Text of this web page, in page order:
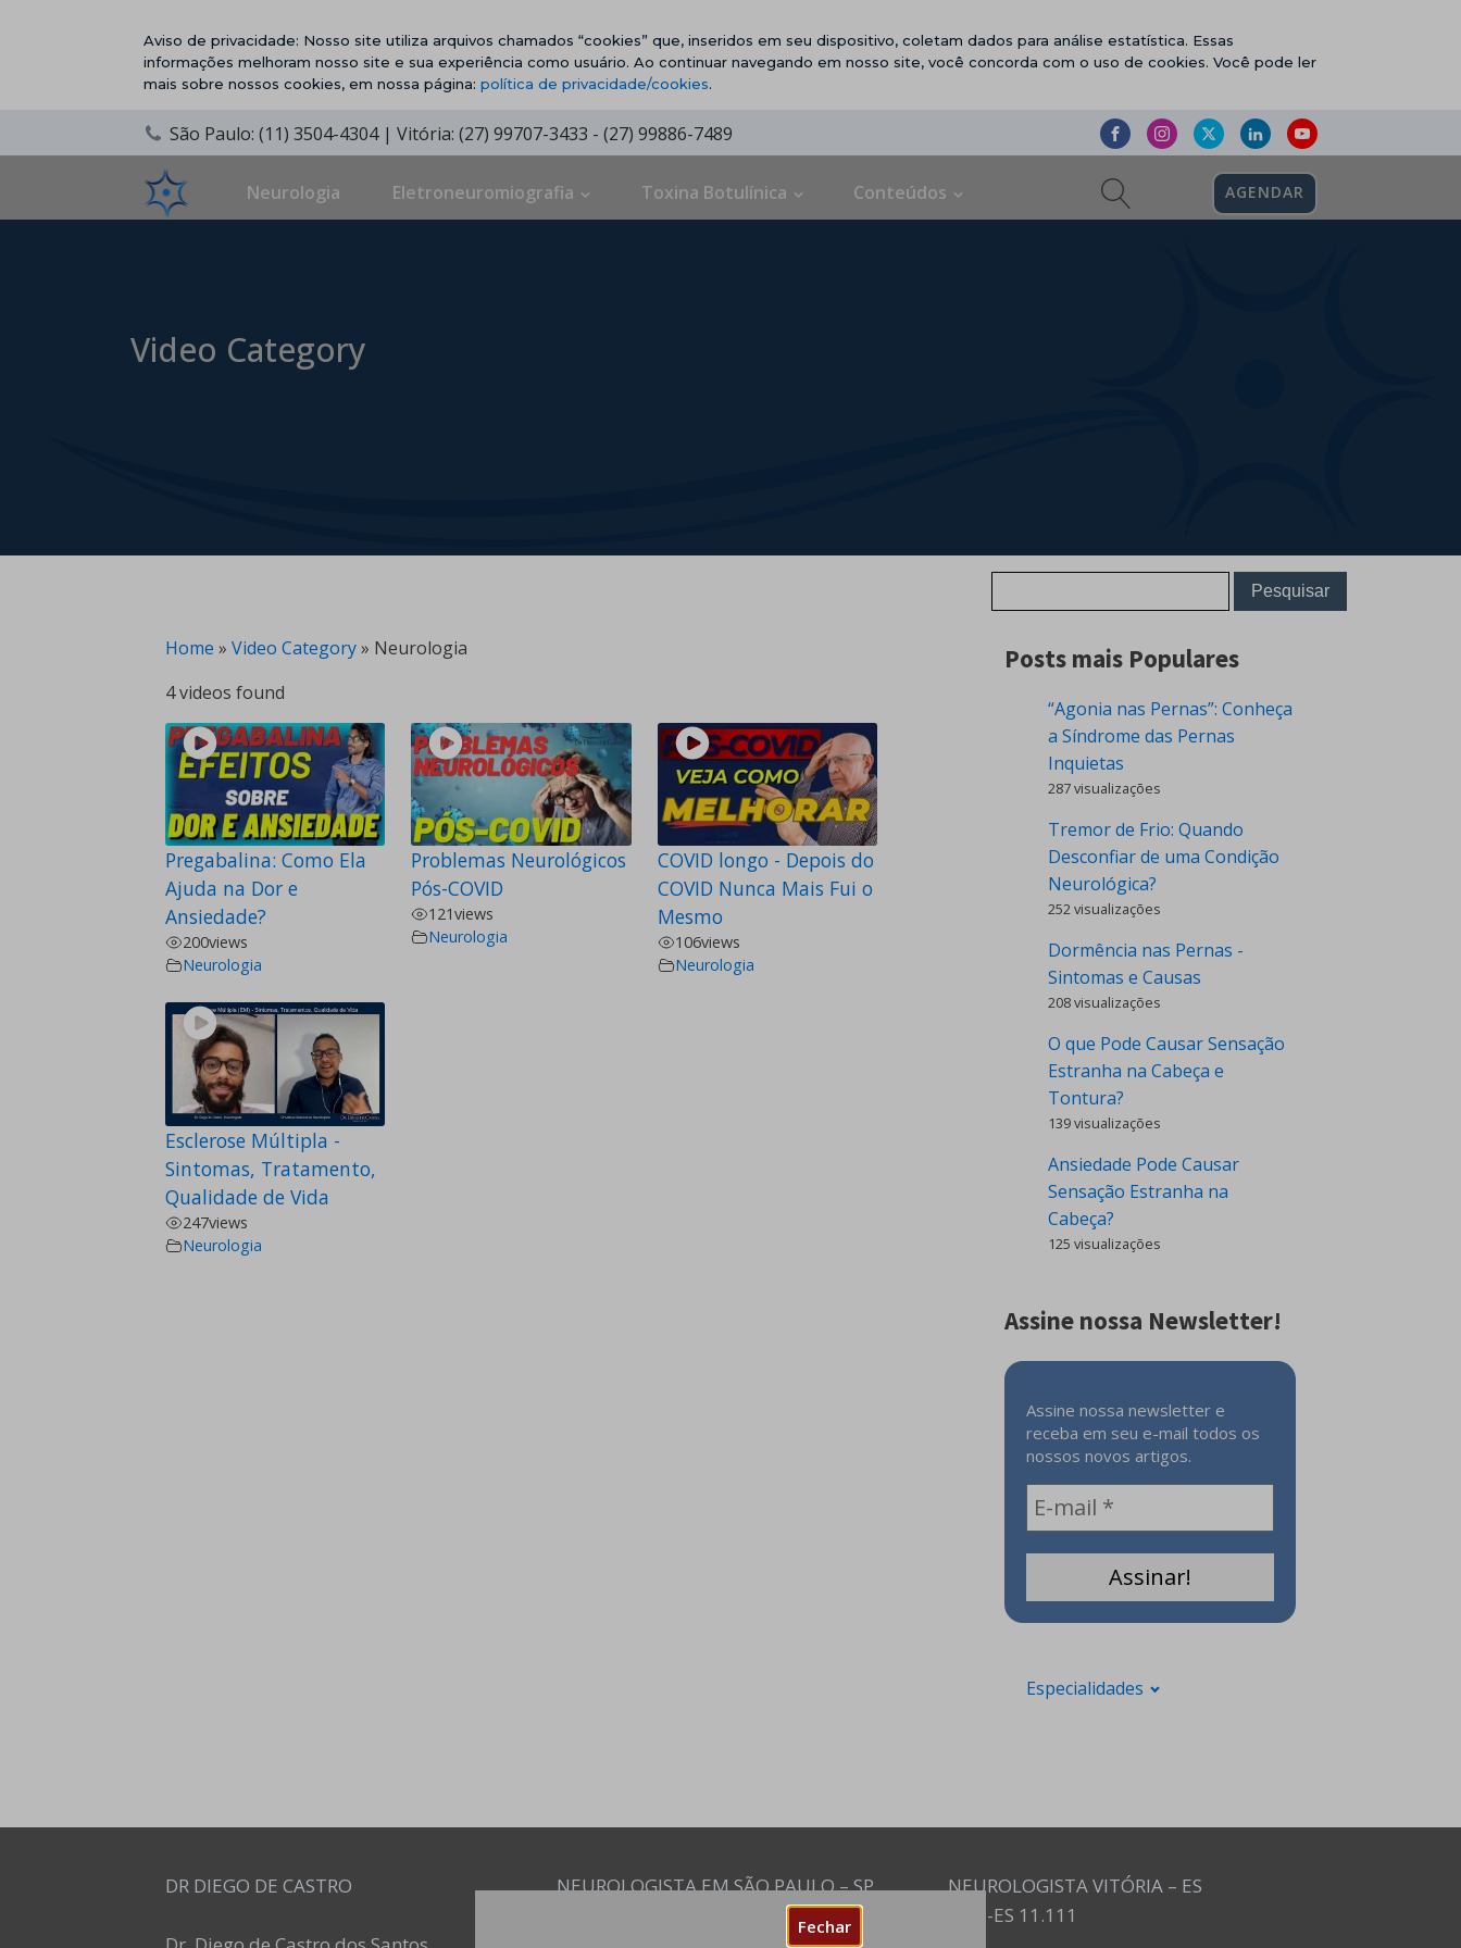
Fechar
Aviso de privacidade: Nosso site utiliza arquivos chamados “cookies” que, inseridos em seu dispositivo, coletam dados para análise estatística. Essas
informações melhoram nosso site e sua experiência como usuário. Ao continuar navegando em nosso site, você concorda com o uso de cookies. Você pode ler
mais sobre nossos cookies, em nossa página: política de privacidade/cookies.
São Paulo: (11) 3504-4304 | Vitória: (27) 99707-3433 - (27) 99886-7489
Neurologia Eletroneuromiografia Toxina Botulínica Conteúdos AGENDAR
Video Category
Home » Video Category» Neurologia
4 videos found
Pregabalina: Como Ela
Ajuda na Dor e
Ansiedade?
200views
Neurologia
Problemas Neurológicos
Pós-COVID
121views
Neurologia
COVID longo - Depois do
COVID Nunca Mais Fui o
Mesmo
106views
Neurologia
Esclerose Múltipla -
Sintomas, Tratamento,
Qualidade de Vida
247views
Neurologia
Posts mais Populares
“Agonia nas Pernas”: Conheça
a Síndrome das Pernas
Inquietas
287 visualizações
Tremor de Frio: Quando
Desconfiar de uma Condição
Neurológica?
252 visualizações
Dormência nas Pernas -
Sintomas e Causas
208 visualizações
O que Pode Causar Sensação
Estranha na Cabeça e
Tontura?
139 visualizações
Ansiedade Pode Causar
Sensação Estranha na
Cabeça?
125 visualizações
Assine nossa Newsletter!
Assine nossa newsletter e
receba em seu e-mail todos os
nossos novos artigos.
Especialidades
DR DIEGO DE CASTRO
NEUROLOGISTA EM SÃO PAULO – SP
NEUROLOGISTA VITÓRIA – ES
CRM-ES 11.111